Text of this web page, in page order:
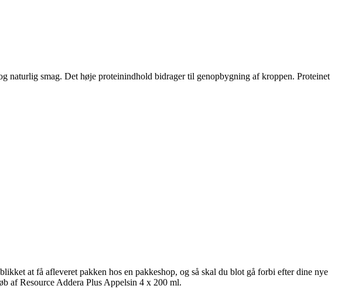
naturlig smag. Det høje proteinindhold bidrager til genopbygning af kroppen. Proteinet
at få afleveret pakken hos en pakkeshop, og så skal du blot gå forbi efter dine nye
af Resource Addera Plus Appelsin 4 x 200 ml.